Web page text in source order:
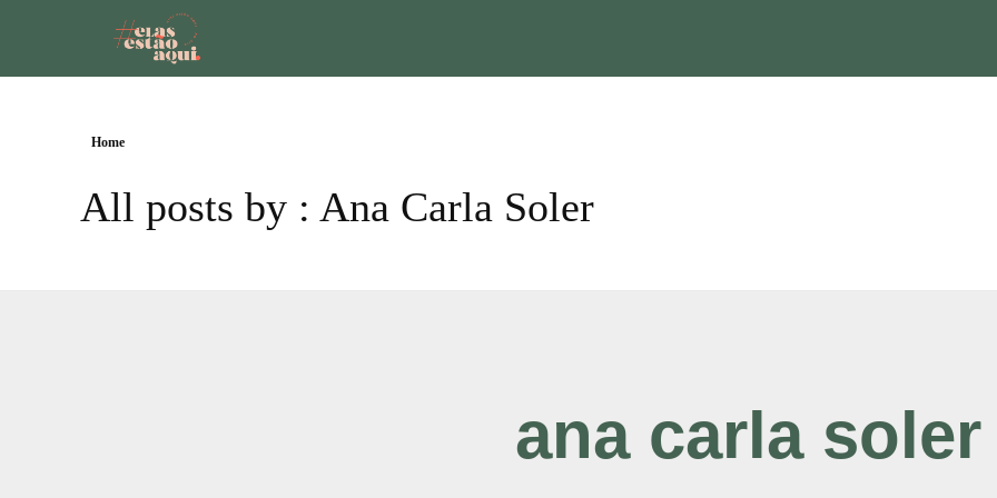
Home
All posts by : Ana Carla Soler
ana carla soler